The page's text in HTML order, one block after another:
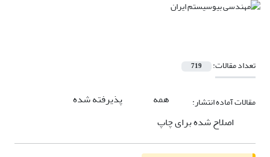
تعداد مقالات: 719
مقالات آماده انتشار: همه
پذیرفته شده
اصلاح شده برای چاپ